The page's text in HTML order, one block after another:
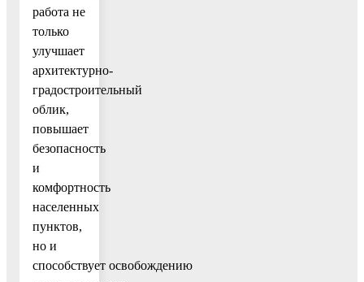
работа не
только
улучшает
архитектурно-
градостроительный
облик,
повышает
безопасность
и
комфортность
населенных
пунктов,
но и
способствует освобождению